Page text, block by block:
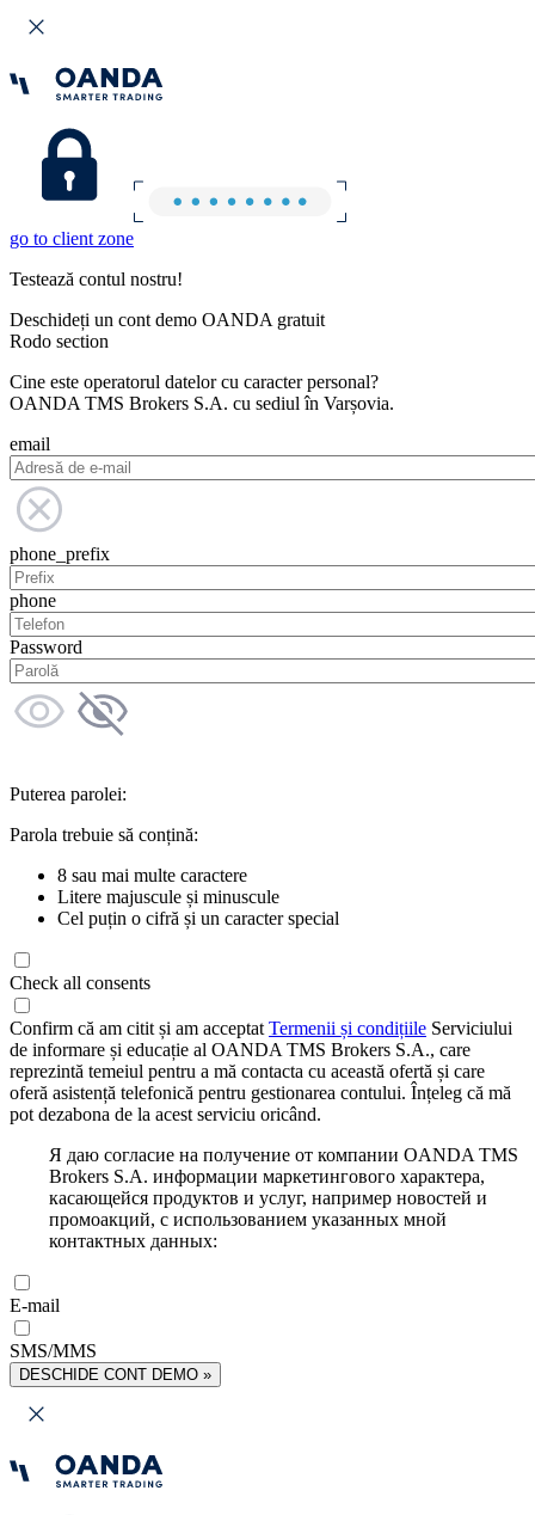
go to client zone
Testează contul nostru!
Deschideți un cont demo OANDA gratuit
Rodo section
Cine este operatorul datelor cu caracter personal?
OANDA TMS Brokers S.A. cu sediul în Varșovia.
email
phone_prefix
phone
Password
Puterea parolei:
Parola trebuie să conțină:
8 sau mai multe caractere
Litere majuscule și minuscule
Cel puțin o cifră și un caracter special
Check all consents
Confirm că am citit și am acceptat Termenii și condițiile Serviciului
de informare și educație al OANDA TMS Brokers S.A., care
reprezintă temeiul pentru a mă contacta cu această ofertă și care
oferă asistență telefonică pentru gestionarea contului. Înțeleg că mă
pot dezabona de la acest serviciu oricând.
Я даю согласие на получение от компании OANDA TMS
Brokers S.A. информации маркетингового характера,
касающейся продуктов и услуг, например новостей и
промоакций, с использованием указанных мной
контактных данных:
E-mail
SMS/MMS
DESCHIDE CONT DEMO »